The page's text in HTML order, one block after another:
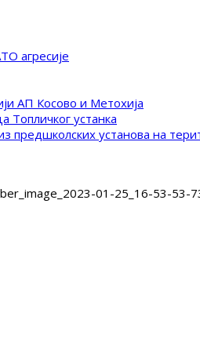
агресије
АП Косово и Метохија
устанка
предшколских установа на
01-25_16-53-53-